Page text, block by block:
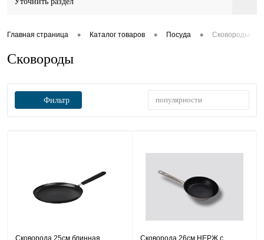
Главная страница • Каталог товаров • Посуда • Сковороды
Сковороды
Фильтр популярности
Сковорода 25см блинная
Сковорода 26см НЕРЖ с